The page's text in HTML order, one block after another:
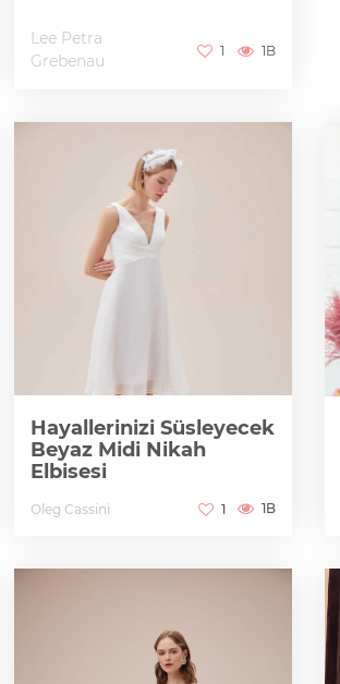
Lee Petra
Grebenau
1 1B
Hayallerinizi Süsleyecek
Beyaz Midi Nikah
Elbisesi
Oleg Cassini 1 1B